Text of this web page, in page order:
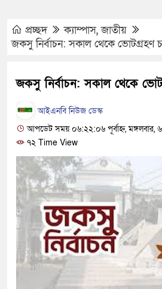
হবে:
প্রচ্ছদ ক্যাম্পাস,জাতীয়
জকসু নির্বাচন: সকাল থেকে ভোটগ্রহণ
জকসু নির্বাচন: সকাল থেকে
আইএনবি নিউজ ডেস্ক
আপডেট সময় ০৬:২২:০৬ পূর্বাহ্ন, মঙ্গলবার,
৭২ Time View